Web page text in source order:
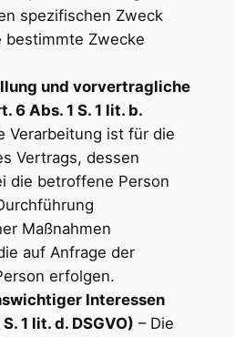
spezifischen Zweck
bestimmte Zwecke
und vorvertragliche
6 Abs. 1 S. 1 lit. b.
Verarbeitung ist für die
Vertrags, dessen
die betroffene Person
Maßnahmen
auf Anfrage der
erfolgen.
Interessen
1 lit. d. DSGVO) – Die